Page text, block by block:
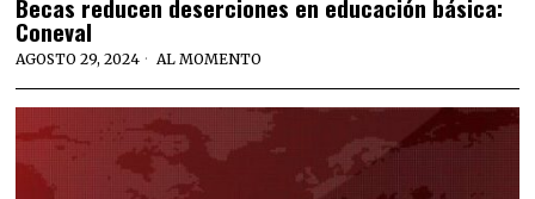
Becas reducen deserciones en educación básica:
Coneval
AGOSTO 29, 2024 AL MOMENTO